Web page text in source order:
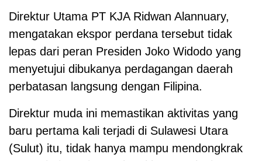
Direktur Utama PT KJA Ridwan Alannuary,
mengatakan ekspor perdana tersebut tidak
lepas dari peran Presiden Joko Widodo yang
menyetujui dibukanya perdagangan daerah
perbatasan langsung dengan Filipina.
Direktur muda ini memastikan aktivitas yang
baru pertama kali terjadi di Sulawesi Utara
(Sulut) itu, tidak hanya mampu mendongkrak